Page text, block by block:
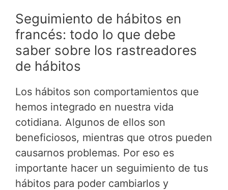
Seguimiento de hábitos en
francés: todo lo que debe
saber sobre los rastreadores
de hábitos
Los hábitos son comportamientos que
hemos integrado en nuestra vida
cotidiana. Algunos de ellos son
beneficiosos, mientras que otros pueden
causarnos problemas. Por eso es
importante hacer un seguimiento de tus
hábitos para poder cambiarlos y